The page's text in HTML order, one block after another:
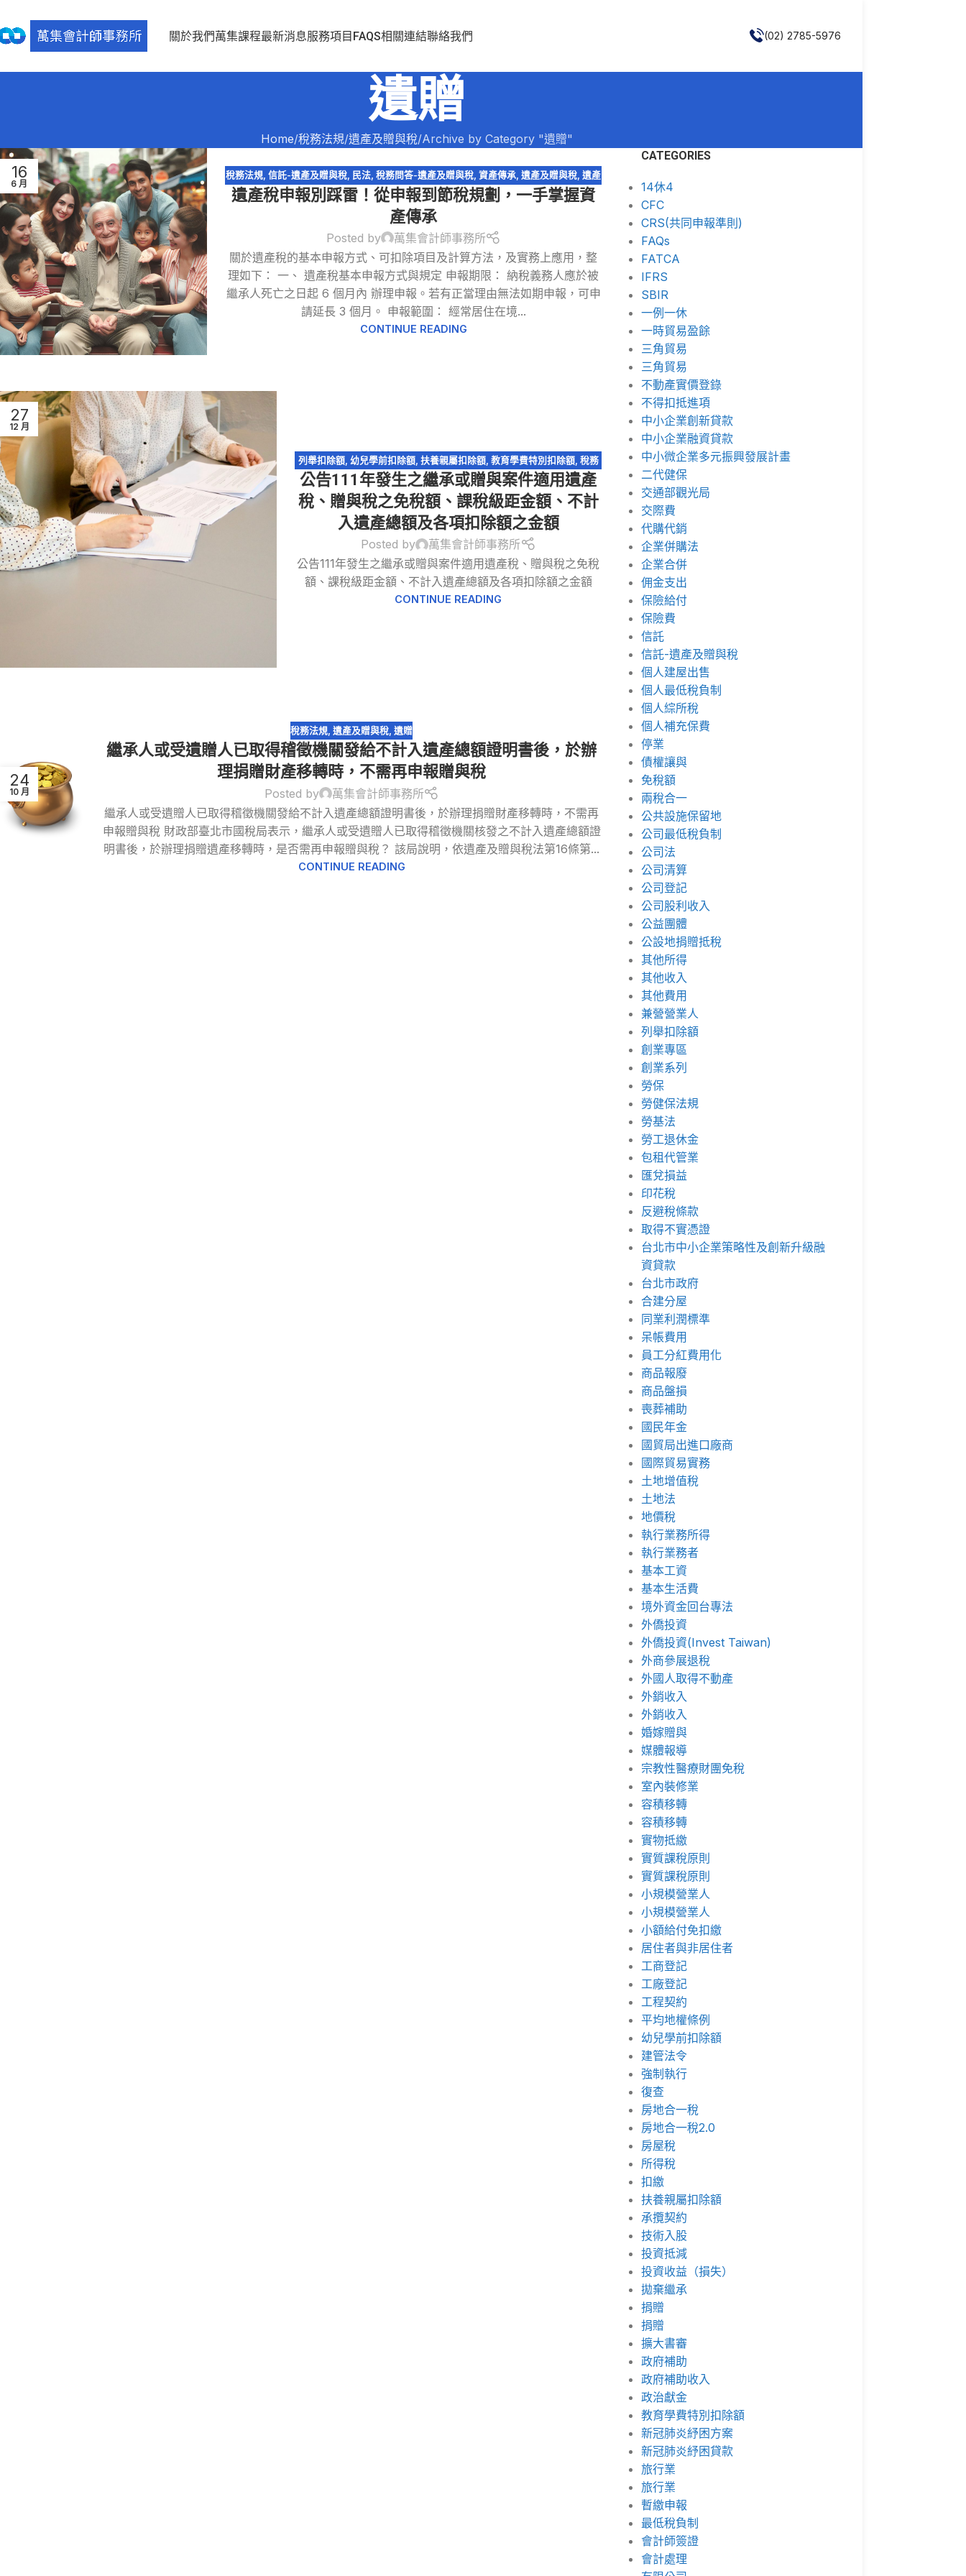
關於我們萬集課程最新消息服務項目 FAQS相關連結聯絡我們 (02) 2785-5976
遺贈
Home 稅務法規 遺產及贈與稅 Archive by Category "遺贈"
16
6 月
稅務法規,信託-遺產及贈與稅, 民法,稅務問答-遺產及贈與稅,資產傳承,遺產及贈與稅,遺產
特留分,遺贈
遺產稅申報別踩雷！從申報到節稅規劃，一手掌握資
產傳承
Posted by
萬集會計師事務所
關於遺產稅的基本申報方式、可扣除項目及計算方法，及實務上應用，整
理如下： 一、 遺產稅基本申報方式與規定 申報期限： 納稅義務人應於被
繼承人死亡之日起 6 個月內 辦理申報。若有正當理由無法如期申報，可申
請延長 3 個月。 申報範圍： 經常居住在境...
CONTINUE READING
27
12 月
列舉扣除額, 幼兒學前扣除額, 扶養親屬扣除額, 教育學費特別扣除額, 稅務
問答-遺產及贈與稅,稅務法規, 遺產及贈與稅,遺贈
公告111年發生之繼承或贈與案件適用遺產
稅、贈與稅之免稅額、課稅級距金額、不計
入遺產總額及各項扣除額之金額
Posted by
萬集會計師事務所
公告111年發生之繼承或贈與案件適用遺產稅、贈與稅之免稅
額、課稅級距金額、不計入遺產總額及各項扣除額之金額
CONTINUE READING
24
10 月
稅務法規 ,遺產及贈與稅 ,遺贈
繼承人或受遺贈人已取得稽徵機關發給不計入遺產總額證明書後，於辦
理捐贈財產移轉時，不需再申報贈與稅
Posted by
萬集會計師事務所
繼承人或受遺贈人已取得稽徵機關發給不計入遺產總額證明書後，於辦理捐贈財產移轉時，不需再
申報贈與稅 財政部臺北市國稅局表示，繼承人或受遺贈人已取得稽徵機關核發之不計入遺產總額證
明書後，於辦理捐贈遺產移轉時，是否需再申報贈與稅？ 該局說明，依遺產及贈與稅法第16條第...
CONTINUE READING
CATEGORIES
14休4
CFC
CRS(共同申報準則)
FAQs
FATCA
IFRS
SBIR
一例一休
一時貿易盈餘
三角貿易
三角貿易
不動產實價登錄
不得扣抵進項
中小企業創新貸款
中小企業融資貸款
中小微企業多元振興發展計畫
二代健保
交通部觀光局
交際費
代購代銷
企業併購法
企業合併
佣金支出
保險給付
保險費
信託
信託-遺產及贈與稅
個人建屋出售
個人最低稅負制
個人綜所稅
個人補充保費
停業
債權讓與
免稅額
兩稅合一
公共設施保留地
公司最低稅負制
公司法
公司清算
公司登記
公司股利收入
公益團體
公設地捐贈抵稅
其他所得
其他收入
其他費用
兼營營業人
列舉扣除額
創業專區
創業系列
勞保
勞健保法規
勞基法
勞工退休金
包租代管業
匯兌損益
印花稅
反避稅條款
取得不實憑證
台北市中小企業策略性及創新升級融
資貸款
台北市政府
合建分屋
同業利潤標準
呆帳費用
員工分紅費用化
商品報廢
商品盤損
喪葬補助
國民年金
國貿局出進口廠商
國際貿易實務
土地增值稅
土地法
地價稅
執行業務所得
執行業務者
基本工資
基本生活費
境外資金回台專法
外僑投資
外僑投資(Invest Taiwan)
外商參展退稅
外國人取得不動產
外銷收入
外銷收入
婚嫁贈與
媒體報導
宗教性醫療財團免稅
室內裝修業
容積移轉
容積移轉
實物抵繳
實質課稅原則
實質課稅原則
小規模營業人
小規模營業人
小額給付免扣繳
居住者與非居住者
工商登記
工廠登記
工程契約
平均地權條例
幼兒學前扣除額
建管法令
強制執行
復查
房地合一稅
房地合一稅2.0
房屋稅
所得稅
扣繳
扶養親屬扣除額
承攬契約
技術入股
投資抵減
投資收益（損失）
拋棄繼承
捐贈
捐贈
擴大書審
政府補助
政府補助收入
政治獻金
教育學費特別扣除額
新冠肺炎紓困方案
新冠肺炎紓困貸款
旅行業
旅行業
暫繳申報
最低稅負制
會計師簽證
會計處理